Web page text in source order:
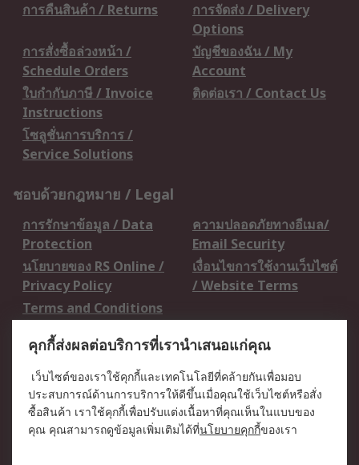
การคืนสินค้า / Returns
การจัดส่ง / Delivery
Options
การสั่งซื้อล่วงหน้า /
Schedule Orders
บัญชีของฉัน / My
Account
ใบกำกับภาษี / Invoice
Instructions
ติดต่อเรา / Contact Us
โซลูชั่นการบริการ /
Service Solutions
ชอบด้วยกฎหมาย / Legal
การรักษาข้อมูล / Data
Protection
ความปลอดภัยทางอีเมล/
Email Security
นโยบายของ RS Online /
Privacy Policy
เงื่อนไขการใช้งานเว็บไซต์
/ Website Terms
Terms and Conditions
เกี่ยวกับ RS / About RS
RS ทั่วโลก / RS
Worldwide
ข่าวประชาสัมพันธ์ / Press
Centre
บริษัทในเครือ RS /
วิธีการชำระเงิน /
คุกกี้ส่งผลต่อบริการที่เรานำเสนอแก่คุณ
เว็บไซต์ของเราใช้คุกกี้และเทคโนโลยีที่คล้ายกันเพื่อมอบ
ประสบการณ์ด้านการบริการให้ดีขึ้นเมื่อคุณใช้เว็บไซต์หรือสั่ง
ซื้อสินค้า เราใช้คุกกี้เพื่อปรับแต่งเนื้อหาที่คุณเห็นในแบบของ
คุณ คุณสามารถดูข้อมูลเพิ่มเติมได้ที่นโยบายคุกกี้ของเรา